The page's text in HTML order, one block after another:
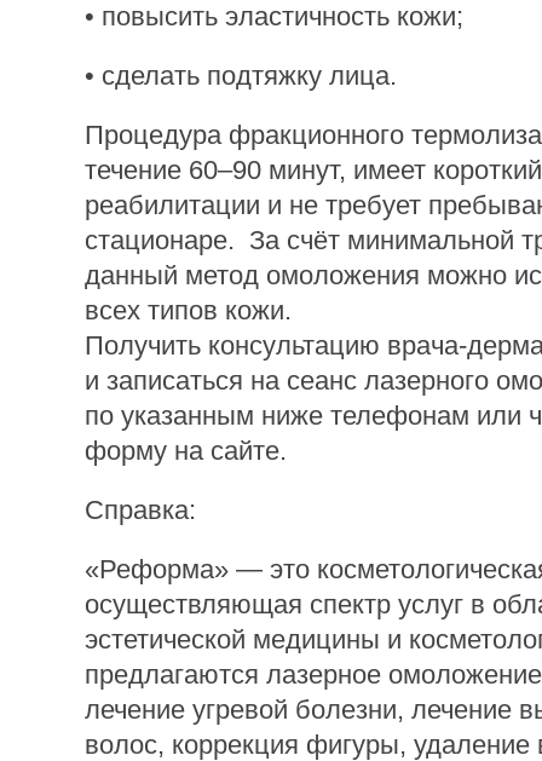
• повысить эластичность кожи;
• сделать подтяжку лица.
Процедура фракционного
течение 60–90 минут, имеет
реабилитации и не требует
стационаре. За счёт минимальной
данный метод омоложения можно
всех типов кожи.
Получить консультацию врача-
и записаться на сеанс лазерного
по указанным ниже телефонам или
форму на сайте.
Справка:
«Реформа» — это
осуществляющая спектр услуг в
эстетической медицины и
предлагаются лазерное
лечение угревой болезни, лечение
волос, коррекция фигуры, удаление